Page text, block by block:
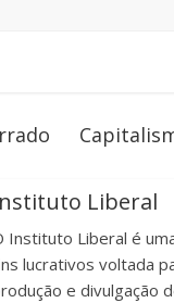
Liberal
Instituto Liberal é
lucrativos voltada
e divulgação